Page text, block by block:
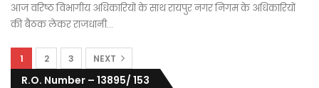
आज वरिष्ठ विभागीय अधिकारियों के साथ रायपुर नगर निगम के अधिकारियों
की बैठक लेकर राजधानी…
1 2 3 NEXT
R.O. Number – 13895/ 153